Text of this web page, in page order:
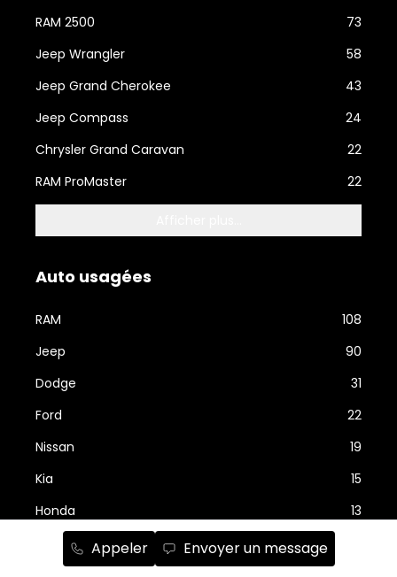
Appeler Envoyer un message
RAM 2500
73
Jeep Wrangler
58
Jeep Grand Cherokee
43
Jeep Compass
24
Chrysler Grand Caravan
22
RAM ProMaster
22
Auto usagées
RAM
108
Jeep
90
Dodge
31
Ford
22
Nissan
19
Kia
15
Honda
13
Hyundai